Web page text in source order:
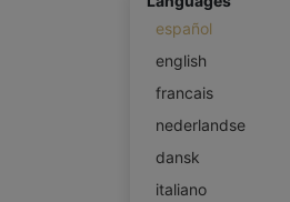
español
english
francais
nederlandse
dansk
italiano